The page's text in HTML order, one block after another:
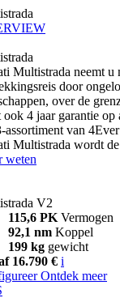
Multistrada neemt u
door
over de
ook 4 jaar garantie
assortiment van
Multistrada wordt
weten
V2
115,6 PK Vermogen
92,1 nm Koppel
199 kg gewicht
16.790 € i
Ontdek meer